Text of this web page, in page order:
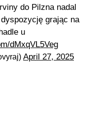
do Pilzna nadal
grając na
u
dMxqVL5Veg
April 27, 2025